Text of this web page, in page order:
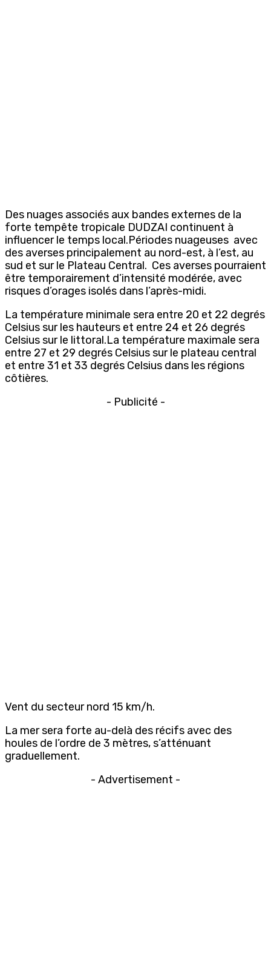
Des nuages associés aux bandes externes de la
forte tempête tropicale DUDZAI continuent à
influencer le temps local.Périodes nuageuses avec
des averses principalement au nord-est, à l’est, au
sud et sur le Plateau Central. Ces averses pourraient
être temporairement d’intensité modérée, avec
risques d’orages isolés dans l’après-midi.
La température minimale sera entre 20 et 22 degrés
Celsius sur les hauteurs et entre 24 et 26 degrés
Celsius sur le littoral.La température maximale sera
entre 27 et 29 degrés Celsius sur le plateau central
et entre 31 et 33 degrés Celsius dans les régions
côtières.
- Publicité -
Vent du secteur nord 15 km/h.
La mer sera forte au-delà des récifs avec des
houles de l’ordre de 3 mètres, s’atténuant
graduellement.
- Advertisement -